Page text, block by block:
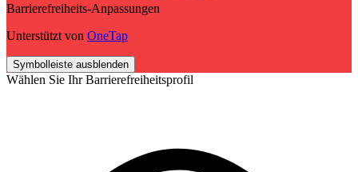
Barrierefreiheits-Anpassungen
Unterstützt von OneTap
Symbolleiste ausblenden
Wählen Sie Ihr Barrierefreiheitsprofil